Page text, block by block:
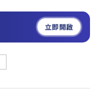
立即開啟